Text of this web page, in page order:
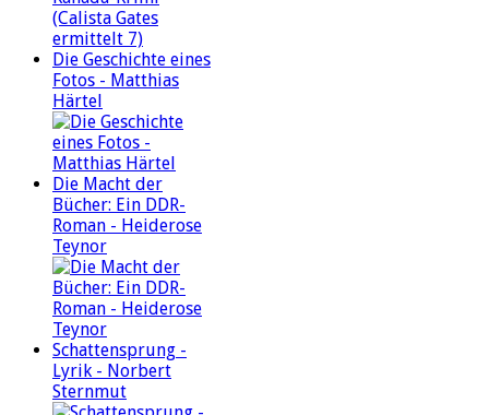
Die Geschichte eines
Fotos - Matthias
Härtel
Die Macht der
Bücher: Ein DDR-
Roman - Heiderose
Teynor
Schattensprung -
Lyrik - Norbert
Sternmut